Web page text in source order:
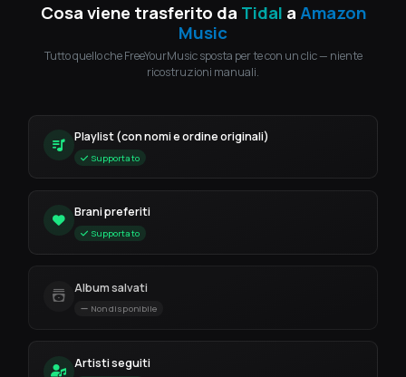
Cosa viene trasferito da Tidal aAmazon
Music
Tutto quello che FreeYourMusic sposta per te con un clic — niente
ricostruzioni manuali.
Playlist (con nomi e ordine originali)
Supportato
Brani preferiti
Supportato
Album salvati
Non disponibile
Artisti seguiti